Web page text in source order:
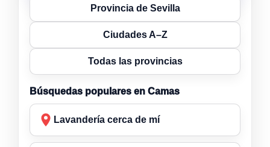
Provincia de Sevilla
Ciudades A–Z
Todas las provincias
Búsquedas populares en Camas
Lavandería cerca de mí